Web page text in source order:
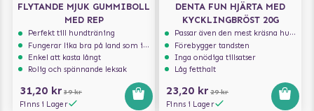
FLYTANDE MJUK GUMMIBOLL
MED REP
Perfekt till hundträning
Fungerar lika bra på land som i vatten
Enkel att kasta långt
Rolig och spännande leksak
31,20 kr 39 kr
Finns i Lager
DENTA FUN HJÄRTA MED
KYCKLINGBRÖST 20G
Passar även den mest kräsna hunden
Förebygger tandsten
Inga onödiga tillsatser
Låg fetthalt
23,20 kr 29 kr
Finns i Lager